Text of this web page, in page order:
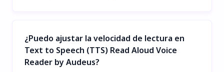
¿Puedo ajustar la velocidad de lectura en
Text to Speech (TTS) Read Aloud Voice
Reader by Audeus?